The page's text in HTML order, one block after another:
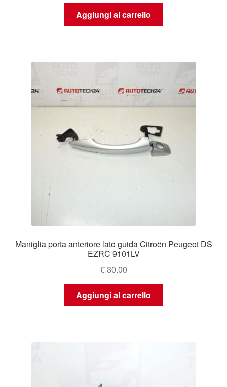
Aggiungi al carrello
Maniglia porta anteriore lato guida Citroën Peugeot DS
EZRC 9101LV
€30.00
Aggiungi al carrello